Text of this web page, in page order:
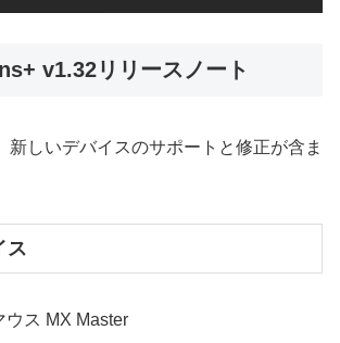
v1.32リリースノート
新しいデバイスのサポートと修正が含ま
ス
ウス MX Master